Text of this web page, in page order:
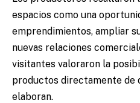
espacios como una
emprendimientos, ampliar
nuevas relaciones
visitantes valoraron la
productos directamente de
elaboran.